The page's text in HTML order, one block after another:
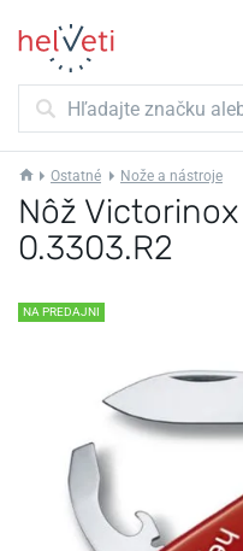
Ostatné Nože a nástroje
Nôž
0.3303.R2
NA PREDAJNI